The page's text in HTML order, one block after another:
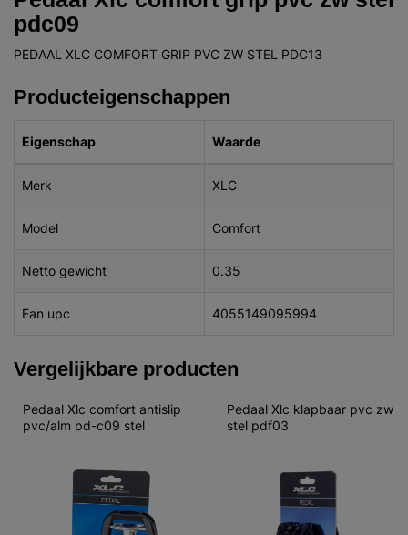
pdc09
PEDAAL XLC COMFORT GRIP PVC ZW STEL PDC13
Producteigenschappen
Eigenschap Waarde
Merk XLC
Model Comfort
Netto gewicht 0.35
Ean upc 4055149095994
Vergelijkbare producten
Pedaal Xlc comfort antislip
pvc/alm pd-c09 stel
Pedaal Xlc klapbaar pvc zw
stel pdf03